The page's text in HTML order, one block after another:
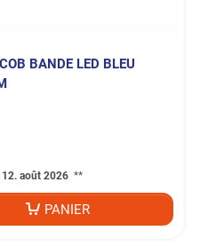
BANDE LED BLEU
12. août 2026 **
PANIER